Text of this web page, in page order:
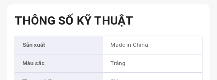
THÔNG SỐ KỸ THUẬT
Sản xuất Made in China
Màu sắc Trắng